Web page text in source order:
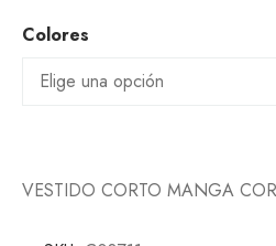
Colores
VESTIDO CORTO MANGA